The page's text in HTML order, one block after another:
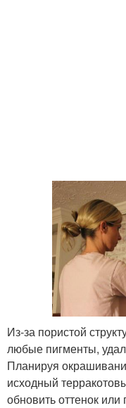
Из-за пористой
любые пигменты,
Планируя
исходный
обновить оттенок или